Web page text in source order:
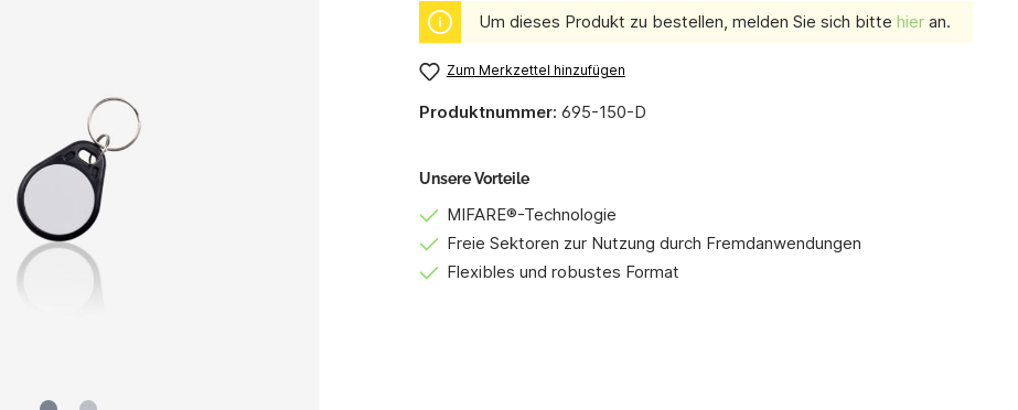
Um dieses Produkt zu bestellen, melden Sie sich bitte hieran.
Zum Merkzettel hinzufügen
Produktnummer: 695-150-D
Unsere Vorteile
MIFARE®-Technologie
Freie Sektoren zur Nutzung durch Fremdanwendungen
Flexibles und robustes Format